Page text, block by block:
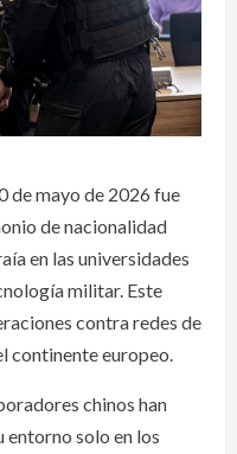
de mayo de 2026 fue
de nacionalidad
en las universidades
militar. Este
contra redes de
continente europeo.
chinos han
entorno solo en los